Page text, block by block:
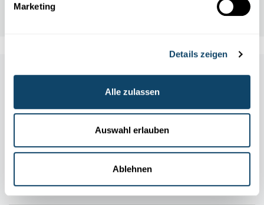
Marketing
Details zeigen
Alle zulassen
Auswahl erlauben
Ablehnen
Other scientific events
Alle Events
2026
/
2026